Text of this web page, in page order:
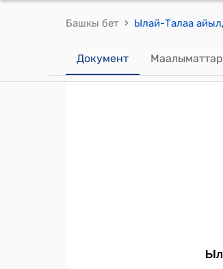
Башкы бет ›
Документ Маалыматтар